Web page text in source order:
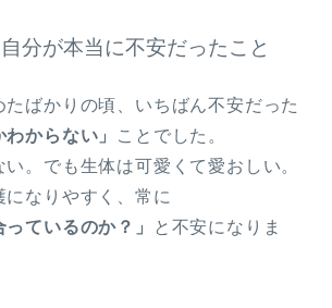
分が本当に不安だったこと
たばかりの頃、いちばん不安だった
わからない」
ことでした。
。でも生体は可愛くて愛おしい。
なりやすく、常に
っているのか？」
と不安になりま